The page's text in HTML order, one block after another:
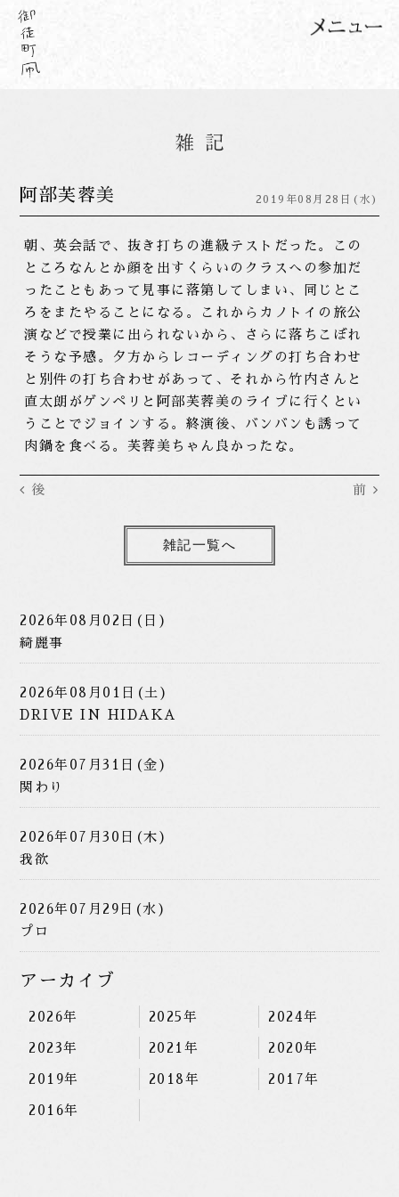
阿部芙蓉美 2019年08月28日(水)
朝、英会話で、抜き打ちの進級テストだった。この
ところなんとか顔を出すくらいのクラスへの参加だ
ったこともあって見事に落第してしまい、同じとこ
ろをまたやることになる。これからカノトイの旅公
演などで授業に出られないから、さらに落ちこぼれ
そうな予感。夕方からレコーディングの打ち合わせ
と別件の打ち合わせがあって、それから竹内さんと
直太朗がゲンペリと阿部芙蓉美のライブに行くとい
うことでジョインする。終演後、バンバンも誘って
肉鍋を食べる。芙蓉美ちゃん良かったな。
後 前
雑記一覧へ
2026年08月02日(日)
綺麗事
2026年08月01日(土)
DRIVE IN HIDAKA
2026年07月31日(金)
関わり
2026年07月30日(木)
我欲
2026年07月29日(水)
プロ
アーカイブ
2026年 2025年 2024年
2023年 2021年 2020年
2019年 2018年 2017年
2016年